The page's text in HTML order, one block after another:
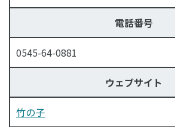
電話番号
0545-64-0881
ウェブサイト
竹の子